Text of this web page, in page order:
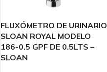
FLUXÓMETRO DE URINARIO
SLOAN ROYAL MODELO
186-0.5 GPF DE 0.5LTS –
SLOAN